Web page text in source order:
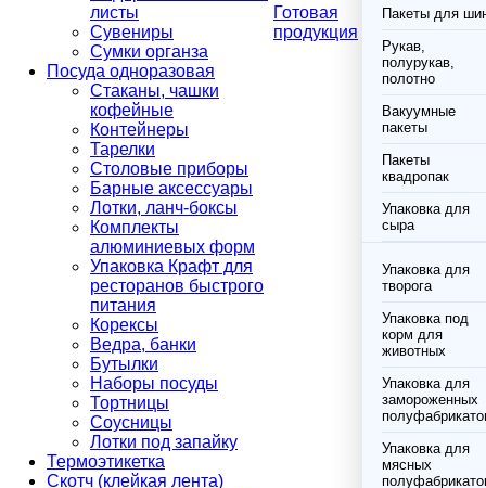
листы
Сувениры
Сумки органза
Посуда одноразовая
Стаканы, чашки
кофейные
Контейнеры
Тарелки
Столовые приборы
Барные аксессуары
Лотки, ланч-боксы
Комплекты
алюминиевых форм
Упаковка Крафт для
ресторанов быстрого
питания
Корексы
Ведра, банки
Бутылки
Наборы посуды
Тортницы
Соусницы
Лотки под запайку
Термоэтикетка
Скотч (клейкая лента)
Готовая
продукция
Пакеты для
Рукав,
полурукав,
полотно
Вакуумные
пакеты
Пакеты
квадропак
Упаковка для
сыра
Упаковка для
творога
Упаковка под
корм для
животных
Упаковка для
замороженных
Упаковка для
мясных